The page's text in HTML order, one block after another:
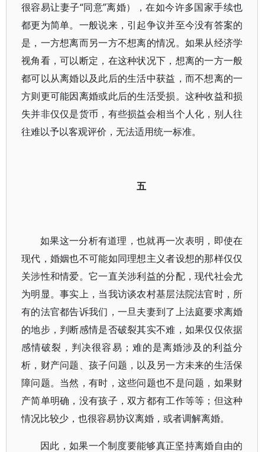
很容易让妻子“同意”离婚），在如今许多国家手续也
都更为简单。一般说来，引起争议并至今没有答案的
是，一方想离而另一方不想离的情况。如果从经济学
视角看，可以断定，在这种状况下，想离的一方一般
都可以从离婚以及此后的生活中获益，而不想离的一
方则更可能因离婚或此后的生活受损。这种收益和损
失并非仅仅是货币，有些损益会相当个人化，别人往
往难以予以客观评价，无法适用统一标准。
五
如果这一分析有道理，也就再一次表明，即使在
现代，婚姻也不可能如同理想主义者设想的那样仅仅
关涉性和情爱。它一直关涉利益的分配，现代社会尤
为明显。事实上，当我访谈农村基层法院法官时，所
有的法官都告诉我们，一旦夫妻到了上法庭要求离婚
的地步，判断感情是否破裂其实不难，如果仅仅依据
感情破裂，判决很容易；难的是离婚涉及的利益分
析，财产问题、孩子问题，以及另一方未来的生活保
障问题。当然，有时，这些问题也不是问题，如果财
产简单明确，没有孩子，双方都有工作等等；但这种
情况比较少，也很容易协议离婚，或者调解离婚。
因此，如果一个制度要能够真正坚持离婚自由的